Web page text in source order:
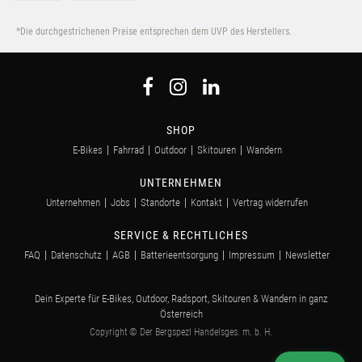
*Die durchgestrichenen Preise entsprechen dem UVP des Herstellers.
SHOP
E-Bikes Fahrrad Outdoor Skitouren Wandern
UNTERNEHMEN
Unternehmen Jobs Standorte Kontakt Vertrag widerrufen
SERVICE & RECHTLICHES
FAQ Datenschutz AGB Batterieentsorgung Impressum Newsletter
Dein Experte für E-Bikes, Outdoor, Radsport, Skitouren & Wandern in ganz
Österreich
Copyright © Der Bergspezl Handelsges. m. b. H.